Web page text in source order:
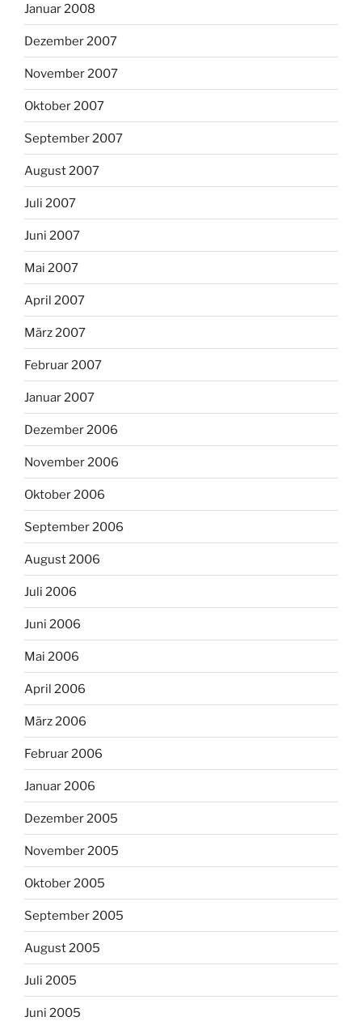
Januar 2008
Dezember 2007
November 2007
Oktober 2007
September 2007
August 2007
Juli 2007
Juni 2007
Mai 2007
April 2007
März 2007
Februar 2007
Januar 2007
Dezember 2006
November 2006
Oktober 2006
September 2006
August 2006
Juli 2006
Juni 2006
Mai 2006
April 2006
März 2006
Februar 2006
Januar 2006
Dezember 2005
November 2005
Oktober 2005
September 2005
August 2005
Juli 2005
Juni 2005